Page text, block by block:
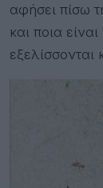
αφήσει πίσω
και ποια